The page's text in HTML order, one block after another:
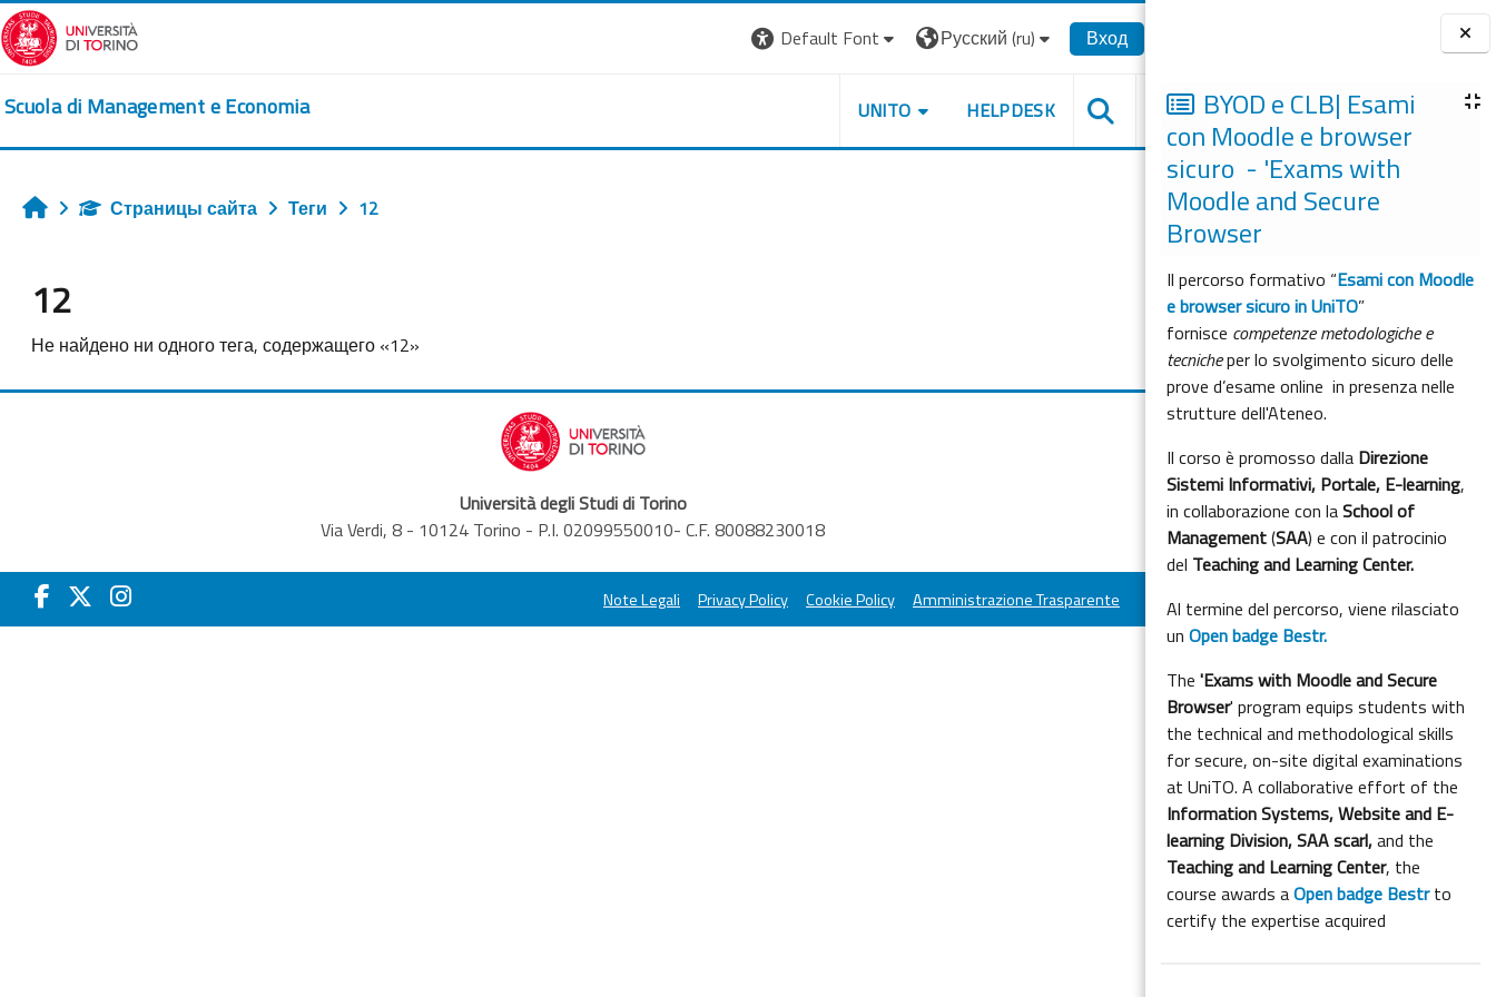
Перейти к основному содержанию
Блоки
BYOD e CLB| Esami
con Moodle e browser
sicuro - 'Exams with
Moodle and Secure
Browser
Il percorso formativo “Esami con Moodle
e browser sicuro in UniTO”
fornisce competenze metodologiche e
tecnicheper lo svolgimento sicuro delle
prove d’esame online in presenza nelle
strutture dell'Ateneo.
Il corso è promosso dalla Direzione
Sistemi Informativi, Portale, E-learning,
in collaborazione con laSchool of
Management(SAA) e con il patrocinio
del Teaching and Learning Center.
Al termine del percorso, viene rilasciato
unOpen badge Bestr.
The'Exams with Moodle and Secure
Browser' program equips students with
the technical and methodological skills
for secure, on-site digital examinations
at UniTO. A collaborative effort of the
Information Systems, Website and E-
learning Division,SAA scarl,and the
Teaching and Learning Center, the
course awards aOpen badge Bestrto
certify the expertise acquired
Default Font Русский ‎(ru)‎ Вход
Scuola di Management e Economia UNITO HELPDESK
ГлавнаяСтраницы сайта Теги 12
12
Не найдено ни одного тега, содержащего «12»
Università degli Studi di Torino
Via Verdi, 8 - 10124 Torino - P.I. 02099550010- C.F. 80088230018
Note Legali Privacy Policy Cookie Policy Amministrazione Trasparente